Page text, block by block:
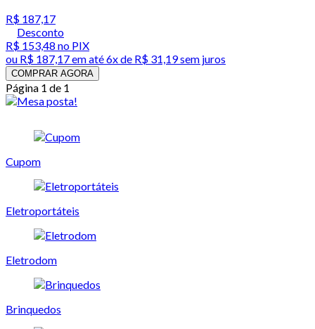
R$ 187,17
Desconto
R$ 153,48 no PIX
ou R$ 187,17em até6x de R$ 31,19 sem juros
COMPRAR AGORA
Página 1 de 1
Cupom
Eletroportáteis
Eletrodom
Brinquedos